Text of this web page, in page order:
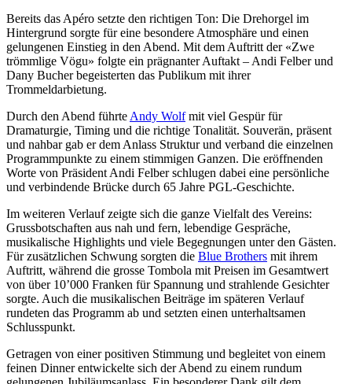
Bereits das Apéro setzte den richtigen Ton: Die Drehorgel im
Hintergrund sorgte für eine besondere Atmosphäre und einen
gelungenen Einstieg in den Abend. Mit dem Auftritt der «Zwe
trömmlige Vögu» folgte ein prägnanter Auftakt – Andi Felber und
Dany Bucher begeisterten das Publikum mit ihrer
Trommeldarbietung.
Durch den Abend führteAndy Wolfmit viel Gespür für
Dramaturgie, Timing und die richtige Tonalität. Souverän, präsent
und nahbar gab er dem Anlass Struktur und verband die einzelnen
Programmpunkte zu einem stimmigen Ganzen. Die eröffnenden
Worte von Präsident Andi Felber schlugen dabei eine persönliche
und verbindende Brücke durch 65 Jahre PGL-Geschichte.
Im weiteren Verlauf zeigte sich die ganze Vielfalt des Vereins:
Grussbotschaften aus nah und fern, lebendige Gespräche,
musikalische Highlights und viele Begegnungen unter den Gästen.
Für zusätzlichen Schwung sorgten die Blue Brothers mit ihrem
Auftritt, während die grosse Tombola mit Preisen im Gesamtwert
von über 10’000 Franken für Spannung und strahlende Gesichter
sorgte. Auch die musikalischen Beiträge im späteren Verlauf
rundeten das Programm ab und setzten einen unterhaltsamen
Schlusspunkt.
Getragen von einer positiven Stimmung und begleitet von einem
feinen Dinner entwickelte sich der Abend zu einem rundum